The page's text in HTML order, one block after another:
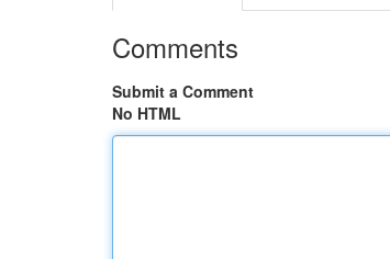
Comments
Submit a Comment
No HTML